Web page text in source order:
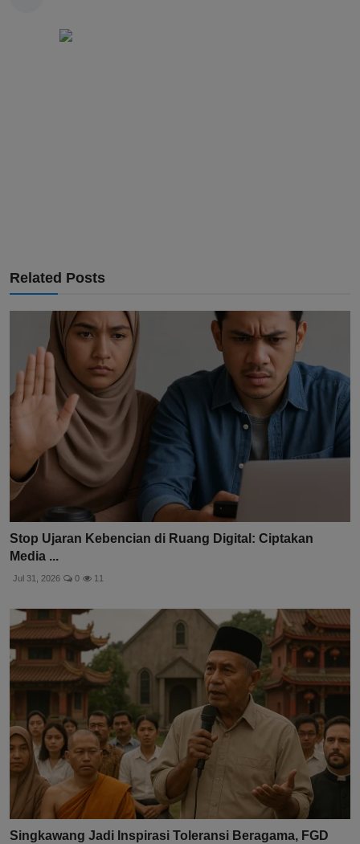
Related Posts
Stop Ujaran Kebencian di Ruang Digital: Ciptakan
Media ...
Jul 31, 2026 0 11
Singkawang Jadi Inspirasi Toleransi Beragama, FGD